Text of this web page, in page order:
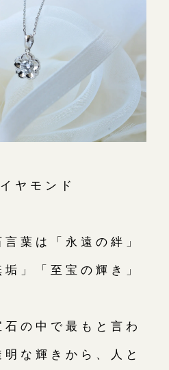
ヤモンド
葉は「永遠の絆」
」「至宝の輝き」
の中で最もと言わ
な輝きから、人と